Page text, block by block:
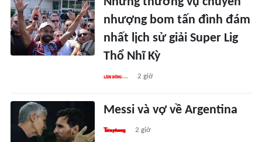
nhượng bom tấn đình đám
nhất lịch sử giải Super Lig
Thổ Nhĩ Kỳ
2 giờ
Messi và vợ về Argentina
2 giờ